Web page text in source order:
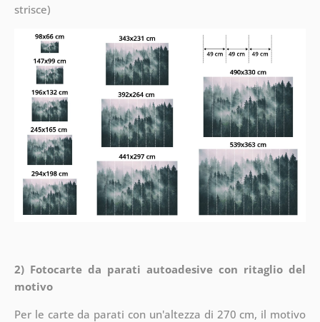
strisce)
2) Fotocarte da parati autoadesive con ritaglio del
motivo
Per le carte da parati con un'altezza di 270 cm, il motivo